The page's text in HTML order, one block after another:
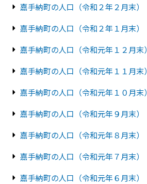
嘉手納町の人口（令和２年２月末）
嘉手納町の人口（令和２年１月末）
嘉手納町の人口（令和元年１２月末）
嘉手納町の人口（令和元年１１月末）
嘉手納町の人口（令和元年１０月末）
嘉手納町の人口（令和元年９月末）
嘉手納町の人口（令和元年８月末）
嘉手納町の人口（令和元年７月末）
嘉手納町の人口（令和元年６月末）